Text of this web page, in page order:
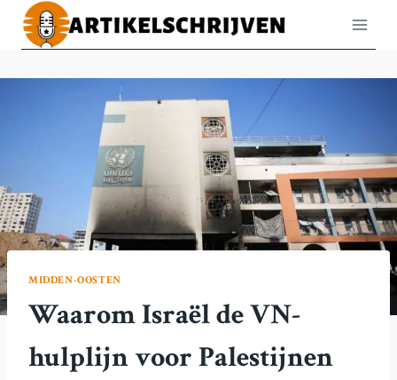
Doorgaan
naar
MIDDEN-OOSTEN
Waarom Israël de VN-
hulplijn voor Palestijnen